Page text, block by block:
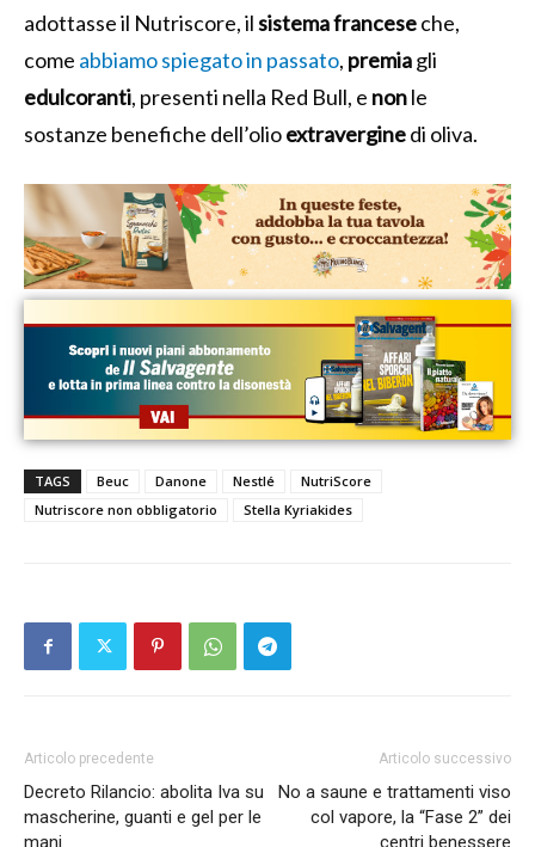
adottasse il Nutriscore, ilsistema franceseche,
come abbiamo spiegato in passato, premiagli
edulcoranti, presenti nella Red Bull, e nonle
sostanze benefiche dell’olioextraverginedi oliva.
TAGS Beuc Danone Nestlé
NutriScore
Nutriscore non obbligatorio
Stella Kyriakides
Articolo precedente
Decreto Rilancio: abolita Iva su
mascherine, guanti e gel per le
mani
Articolo successivo
No a saune e trattamenti viso
col vapore, la “Fase 2” dei
centri benessere